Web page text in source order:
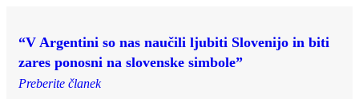
“V Argentini so nas naučili ljubiti Slovenijo in biti
zares ponosni na slovenske simbole”
Preberite članek